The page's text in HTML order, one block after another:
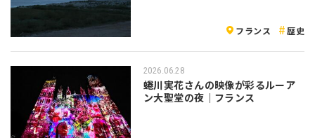
フランス 歴史
2026.06.28
蜷川実花さんの映像が彩るルーア
ン大聖堂の夜｜フランス